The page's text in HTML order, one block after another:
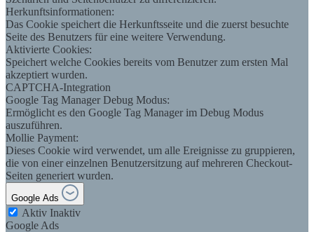
Herkunftsinformationen:
Das Cookie speichert die Herkunftsseite und die zuerst besuchte
Seite des Benutzers für eine weitere Verwendung.
Aktivierte Cookies:
Speichert welche Cookies bereits vom Benutzer zum ersten Mal
akzeptiert wurden.
CAPTCHA-Integration
Google Tag Manager Debug Modus:
Ermöglicht es den Google Tag Manager im Debug Modus
auszuführen.
Mollie Payment:
Dieses Cookie wird verwendet, um alle Ereignisse zu gruppieren,
die von einer einzelnen Benutzersitzung auf mehreren Checkout-
Seiten generiert wurden.
Google Ads
Aktiv Inaktiv
Google Ads